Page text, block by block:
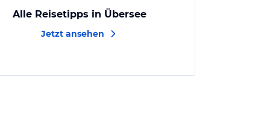
Alle Reisetipps in Übersee
Jetzt ansehen